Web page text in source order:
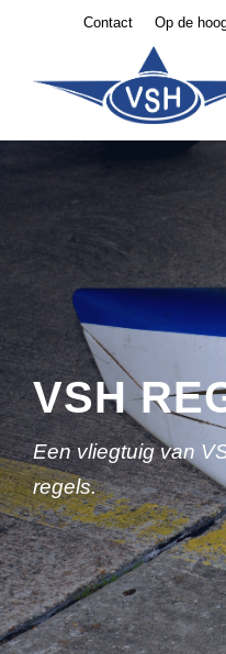
Contact Op de
VSH
Een vliegtuig van
regels.